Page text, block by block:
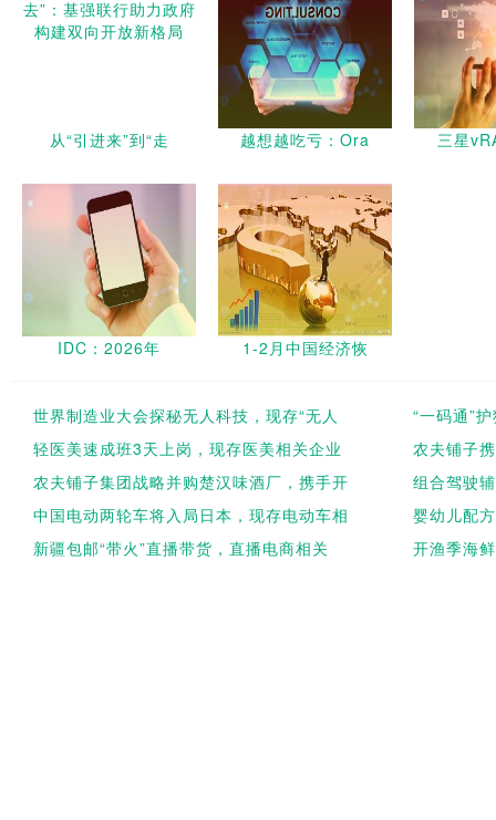
从“引进来”到“走 越想越吃亏：Ora 三星
IDC：2026年 1-2月中国经济恢
世界制造业大会探秘无人科技，现存“无人
“一码通”
轻医美速成班3天上岗，现存医美相关企业
农夫铺子
农夫铺子集团战略并购楚汉味酒厂，携手开
组合驾驶
中国电动两轮车将入局日本，现存电动车相
婴幼儿配
新疆包邮“带火”直播带货，直播电商相关
开渔季海